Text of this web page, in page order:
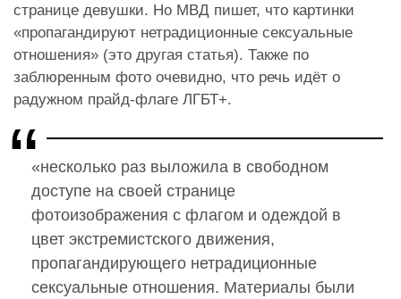
странице девушки. Но МВД пишет, что картинки
«пропагандируют нетрадиционные сексуальные
отношения» (это другая статья). Также по
заблюренным фото очевидно, что речь идёт о
радужном прайд-флаге ЛГБТ+.
«несколько раз выложила в свободном
доступе на своей странице
фотоизображения с флагом и одеждой в
цвет экстремистского движения,
пропагандирующего нетрадиционные
сексуальные отношения. Материалы были